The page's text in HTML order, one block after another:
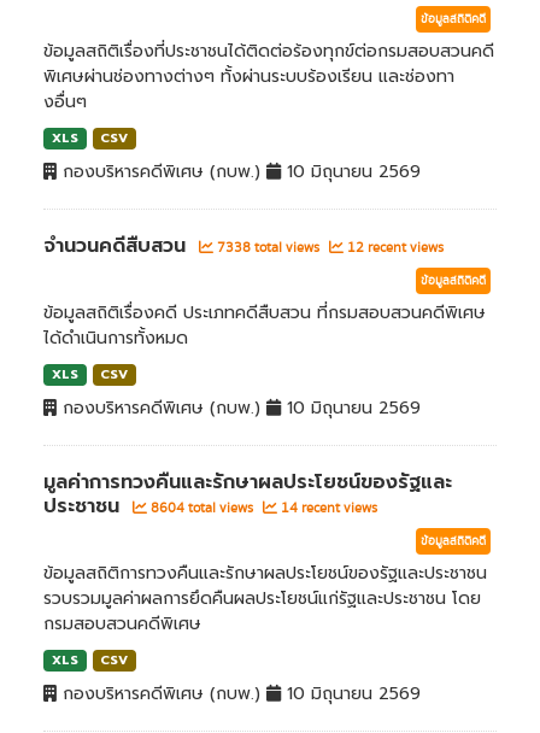
ข้อมูลสถิติคดี
ข้อมูลสถิติเรื่องที่ประชาชนได้ติดต่อร้องทุกข์ต่อกรมสอบสวนคดี
พิเศษผ่านช่องทางต่างๆ ทั้งผ่านระบบร้องเรียน และช่องทา
งอื่นๆ
XLS CSV
กองบริหารคดีพิเศษ (กบพ.) 10 มิถุนายน 2569
จำนวนคดีสืบสวน 7338 total views 12 recent views
ข้อมูลสถิติคดี
ข้อมูลสถิติเรื่องคดี ประเภทคดีสืบสวน ที่กรมสอบสวนคดีพิเศษ
ได้ดำเนินการทั้งหมด
XLS CSV
กองบริหารคดีพิเศษ (กบพ.) 10 มิถุนายน 2569
มูลค่าการทวงคืนและรักษาผลประโยชน์ของรัฐและ
ประชาชน
8604 total views 14 recent views
ข้อมูลสถิติคดี
ข้อมูลสถิติการทวงคืนและรักษาผลประโยชน์ของรัฐและประชาชน
รวบรวมมูลค่าผลการยึดคืนผลประโยชน์แก่รัฐและประชาชน โดย
กรมสอบสวนคดีพิเศษ
XLS CSV
กองบริหารคดีพิเศษ (กบพ.) 10 มิถุนายน 2569